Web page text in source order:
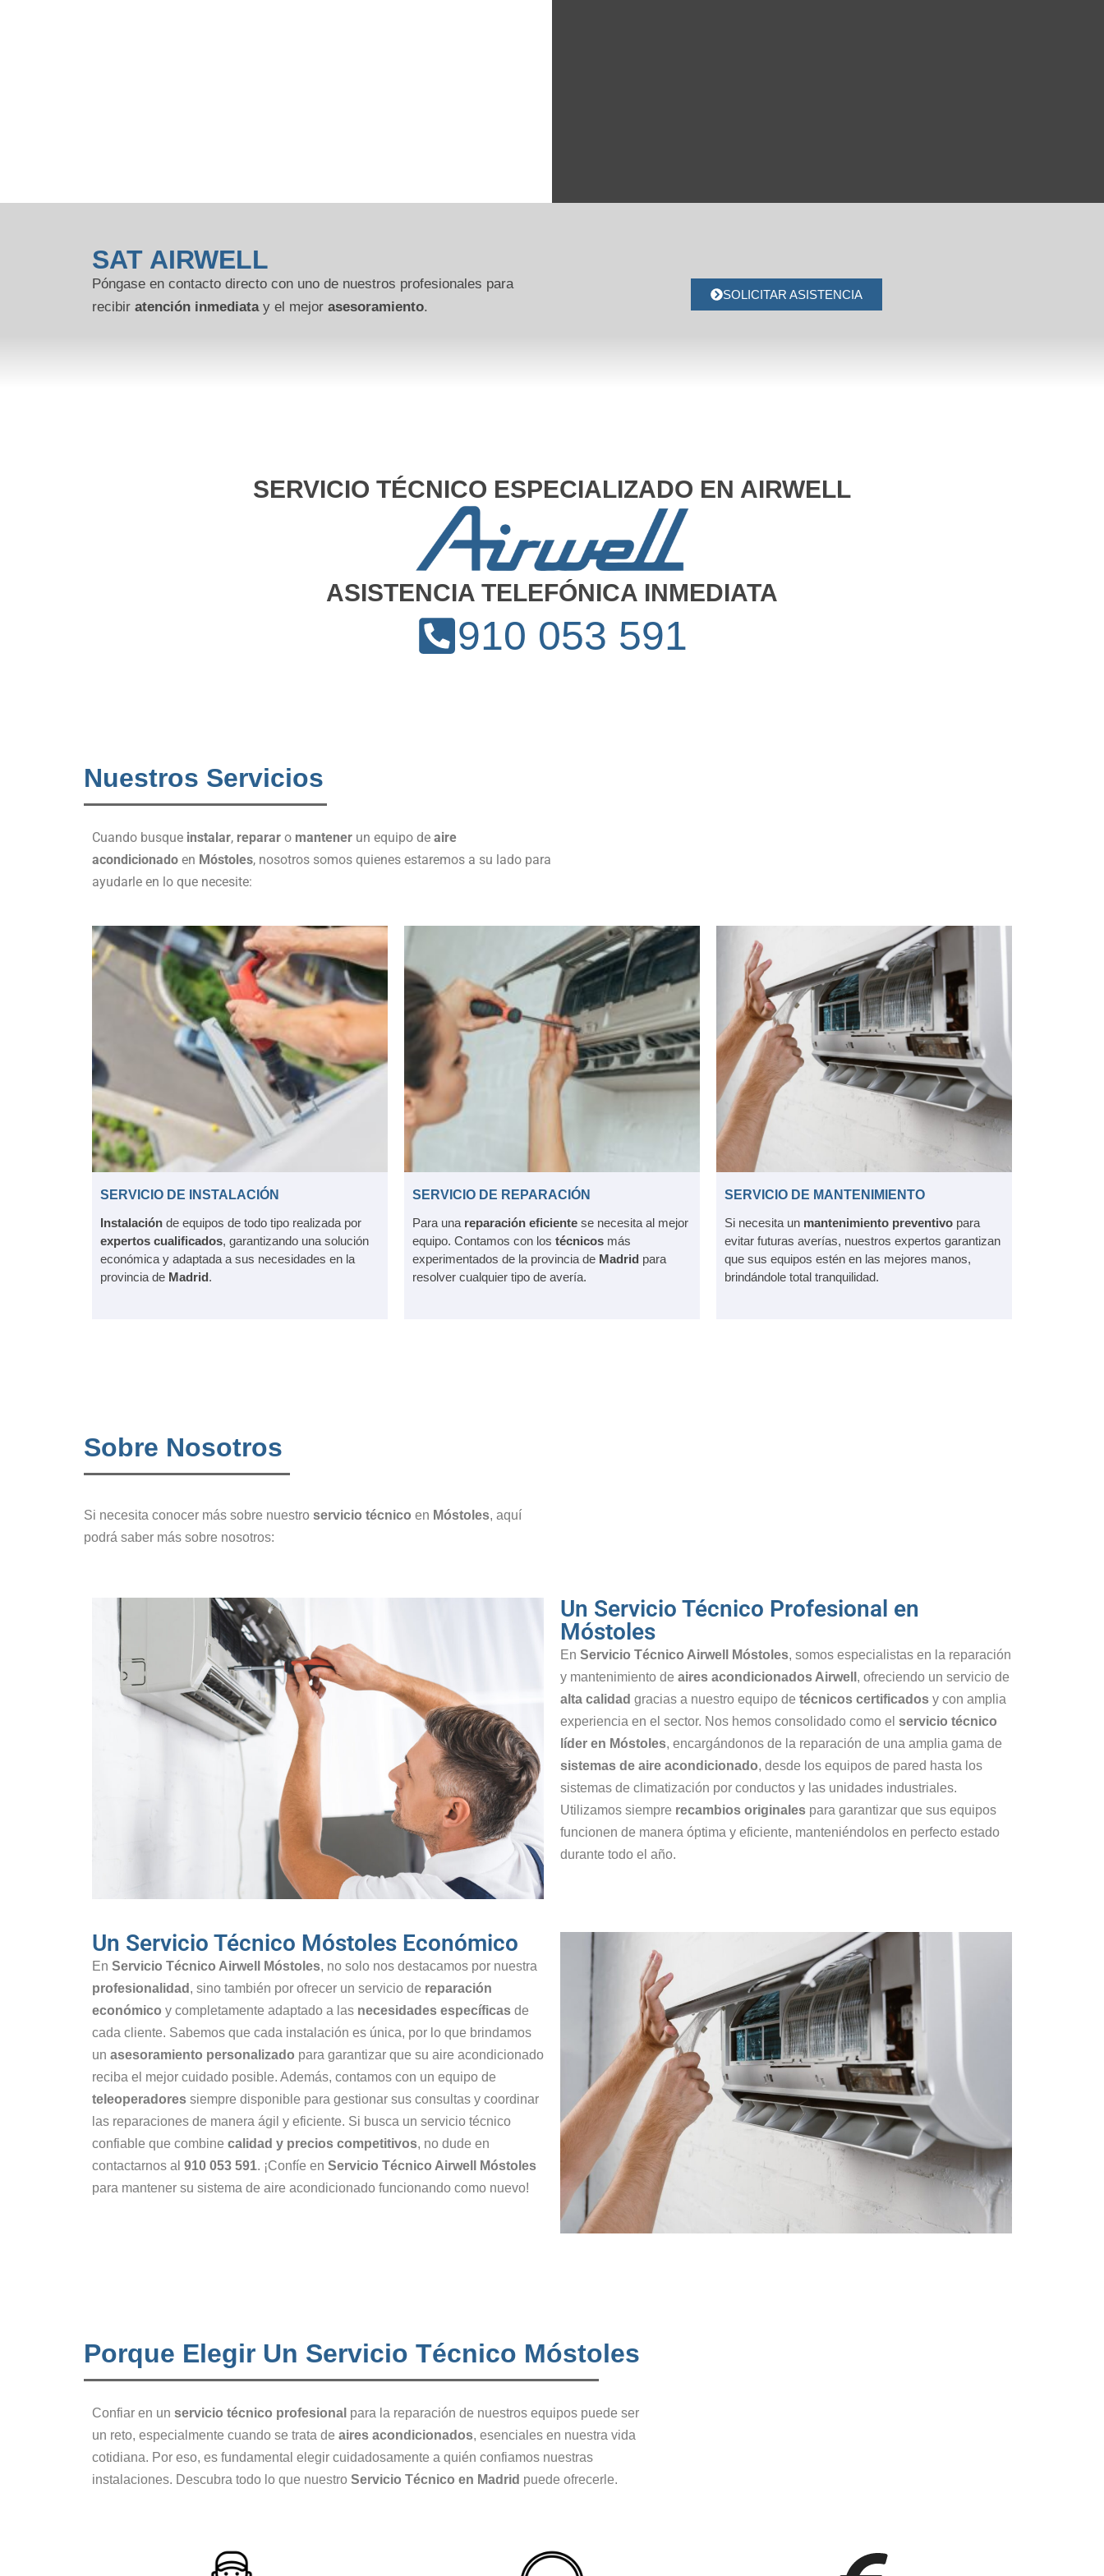
SAT AIRWELL
Póngase en contacto directo con uno de nuestros profesionales para
recibir atención inmediatay el mejor asesoramiento.
SOLICITAR ASISTENCIA
SERVICIO TÉCNICO ESPECIALIZADO EN AIRWELL
ASISTENCIA TELEFÓNICA INMEDIATA
910 053 591
Nuestros Servicios
Cuando busque instalar, reparar o mantener un equipo de aire
acondicionado en Móstoles, nosotros somos quienes estaremos a su lado para
ayudarle en lo que necesite:
SERVICIO DE INSTALACIÓN
Instalación de equipos de todo tipo realizada por
expertos cualificados, garantizando una solución
económica y adaptada a sus necesidades en la
provincia de Madrid .
SERVICIO DE REPARACIÓN
Para una reparación eficiente se necesita al mejor
equipo. Contamos con los técnicos más
experimentados de la provincia de Madrid para
resolver cualquier tipo de avería.
SERVICIO DE MANTENIMIENTO
Si necesita un mantenimiento preventivo para
evitar futuras averías, nuestros expertos garantizan
que sus equipos estén en las mejores manos,
brindándole total tranquilidad.
Sobre Nosotros
Si necesita conocer más sobre nuestro servicio técnico en Móstoles, aquí
podrá saber más sobre nosotros:
Un Servicio Técnico Profesional en
Móstoles
En Servicio Técnico Airwell Móstoles, somos especialistas en la reparación
y mantenimiento de aires acondicionados Airwell , ofreciendo un servicio de
alta calidad gracias a nuestro equipo de técnicos certificados y con amplia
experiencia en el sector. Nos hemos consolidado como el servicio técnico
líder en Móstoles, encargándonos de la reparación de una amplia gama de
sistemas de aire acondicionado, desde los equipos de pared hasta los
sistemas de climatización por conductos y las unidades industriales.
Utilizamos siempre recambios originales para garantizar que sus equipos
funcionen de manera óptima y eficiente, manteniéndolos en perfecto estado
durante todo el año.
Un Servicio Técnico Móstoles Económico
En Servicio Técnico Airwell Móstoles, no solo nos destacamos por nuestra
profesionalidad , sino también por ofrecer un servicio de reparación
económico y completamente adaptado a las necesidades específicas de
cada cliente. Sabemos que cada instalación es única, por lo que brindamos
un asesoramiento personalizado para garantizar que su aire acondicionado
reciba el mejor cuidado posible. Además, contamos con un equipo de
teleoperadores siempre disponible para gestionar sus consultas y coordinar
las reparaciones de manera ágil y eficiente. Si busca un servicio técnico
confiable que combine calidad y precios competitivos, no dude en
contactarnos al 910 053 591. ¡Confíe en Servicio Técnico Airwell Móstoles
para mantener su sistema de aire acondicionado funcionando como nuevo!
Porque Elegir Un Servicio Técnico Móstoles
Confiar en un servicio técnico profesional para la reparación de nuestros equipos puede ser
un reto, especialmente cuando se trata de aires acondicionados, esenciales en nuestra vida
cotidiana. Por eso, es fundamental elegir cuidadosamente a quién confiamos nuestras
instalaciones. Descubra todo lo que nuestro Servicio Técnico en Madrid puede ofrecerle.